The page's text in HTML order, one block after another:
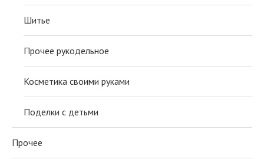
Шитье
Прочее рукодельное
Косметика своими руками
Поделки с детьми
Прочее